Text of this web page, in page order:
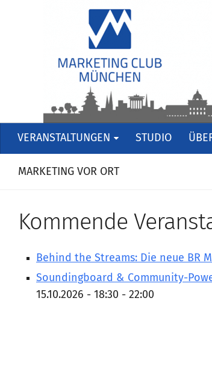
VERANSTALTUNGEN STUDIO
MARKETING VOR ORT
Kommende
Behind the Streams: Die neue BR
Soundingboard & Community-
15.10.2026 - 18:30 - 22:00